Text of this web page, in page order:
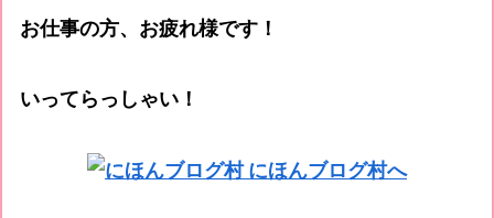
お仕事の方、お疲れ様です！
いってらっしゃい！